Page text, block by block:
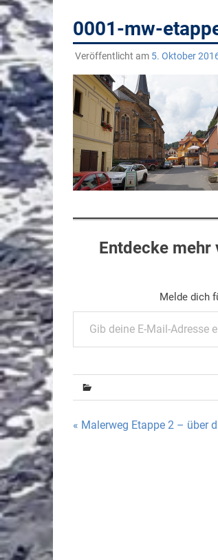
0001-mw-
Veröffentlicht am 5. Oktober
Entdecke mehr
Melde dich
Gib deine E-Mail-Adresse ein ...
« Malerweg Etappe 2 – über